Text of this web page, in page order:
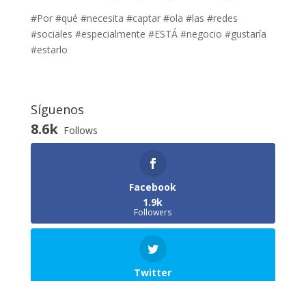
#Por #qué #necesita #captar #ola #las #redes
#sociales #especialmente #ESTÁ #negocio #gustaría
#estarlo
Síguenos
8.6k Follows
Facebook
1.9k
Followers
Twitter